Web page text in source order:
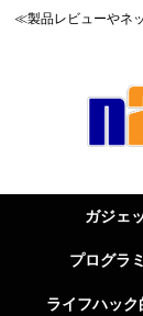
≪製品レビューやネ
ガジェ
プログラ
ライフハック